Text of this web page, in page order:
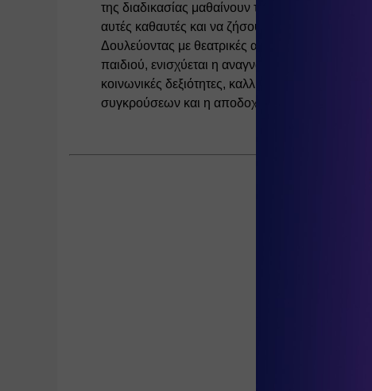
της διαδικασίας μαθαίνουν τον εαυτό τους και
αυτές καθαυτές και να ζήσουν την
Δουλεύοντας με θεατρικές ασκήσεις και
παιδιού, ενισχύεται η αναγνώριση και η
κοινωνικές δεξιότητες, καλλιεργείται η
συγκρούσεων και η αποδοχή της